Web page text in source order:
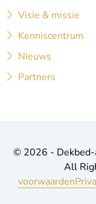
Visie & missie
Kenniscentrum
Nieuws
Partners
© 2026 - Dekbed-
All
voorwaarden